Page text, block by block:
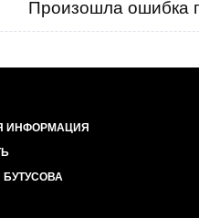
Произошла ошибка
ИНФОРМАЦИЯ